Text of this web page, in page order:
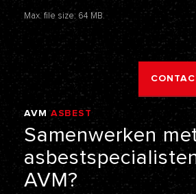
Max. file size: 64 MB.
AVM ASBEST
VERWIJDERING
Samenwerken
AVM?